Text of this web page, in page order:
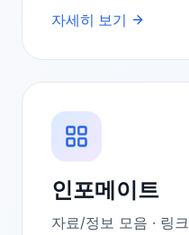
자세히 보기
인포메이트
자료/정보 모음 · 링크